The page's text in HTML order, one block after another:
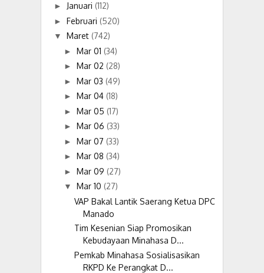
► Januari (112)
► Februari (520)
▼ Maret (742)
► Mar 01 (34)
► Mar 02 (28)
► Mar 03 (49)
► Mar 04 (18)
► Mar 05 (17)
► Mar 06 (33)
► Mar 07 (33)
► Mar 08 (34)
► Mar 09 (27)
▼ Mar 10 (27)
VAP Bakal Lantik Saerang Ketua DPC
Manado
Tim Kesenian Siap Promosikan
Kebudayaan Minahasa D...
Pemkab Minahasa Sosialisasikan
RKPD Ke Perangkat D...